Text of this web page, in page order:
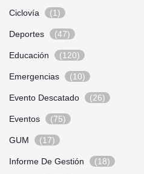
Ciclovía (1)
Deportes (47)
Educación (120)
Emergencias (10)
Evento Descatado (26)
Eventos (75)
GUM (17)
Informe De Gestión (18)